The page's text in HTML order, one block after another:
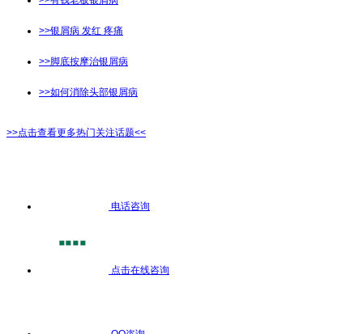
>>银屑病 发红 疼痛
>>脚底按摩治银屑病
>>如何消除头部银屑病
>>点击查看更多热门关注话题<<
电话咨询
点击在线咨询